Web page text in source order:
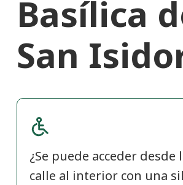
Basílica
San
¿Se puede acceder desde
calle al interior con una